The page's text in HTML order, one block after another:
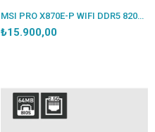
MSI PRO X870E-P WIFI DDR5 8200MT/S 1XHDMI 3XM.2 USB ATX AM5(AMD AM5 9000/8000/7000 SERİLERİ İLE UYUMLU)
₺15.900,00